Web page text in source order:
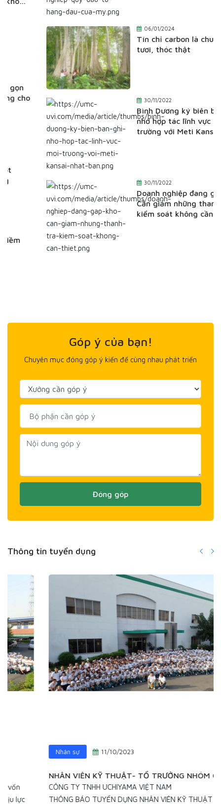
06/01/2024
Tín chỉ carbon là chuyện tiền
tươi, thóc thật
Bình Dương ký biên bản ghi
nhớ hợp tác lĩnh vực môi
trường với Meti Kansai (Nhật
Bản)
Doanh nghiệp đang gặp khó:
Cần giảm những thanh tra,
kiểm soát không cần thiết
Góp ý của bạn!
Chuyên mục đóng góp ý kiến để cùng nhau phát triển
Đóng góp
Thông tin tuyển dụng
11/10/2023
NHÂN VIÊN KỸ THUẬT- TỔ TRƯỞNG NHÓM QLSX
CÔNG TY TNHH UCHIYAMA VIỆT NAM
THÔNG BÁO TUYỂN DỤNG NHÂN VIÊN KỸ THUẬT